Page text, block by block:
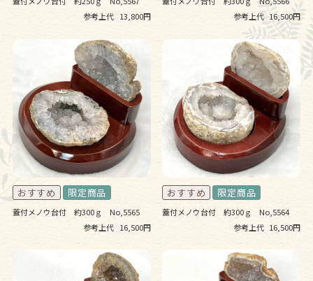
参考上代 13,800円
参考上代 16,500円
蓋付メノウ台付 約300ｇ No,5565
参考上代 16,500円
蓋付メノウ台付 約300ｇ No,5564
参考上代 16,500円